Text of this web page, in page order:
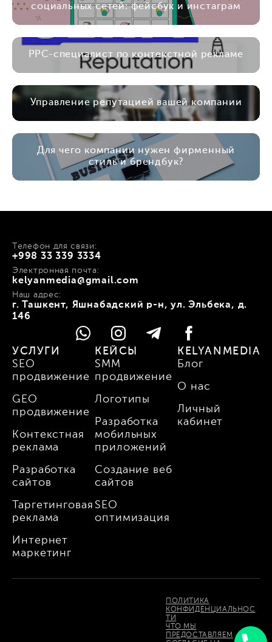
социальных сетей: фейсбук и инстаграм
PPC-специалист по контекстной рекламе
Управление репутацией вашей компании
Для чего компании нужен фирменный
стиль и брендбук?
+998 33 339 3334
Телефон для связи:
kelyanmedia@gmail.com
Электронная почта:
г. Ташкент, Яшнабадский р-н, ул. Эльбека, д.
146
Наш адрес:
УСЛУГИ
SEO
продвижение
GEO
продвижение
Контекстная
реклама
Разработка
сайтов
Таргетинговая
реклама
Интернет
маркетинг
КЕЙСЫ
SMM
продвижение
Логотипы
Разработка
мобильных
приложений
Создание веб
сайтов
SEO
оптимизация
KELYANMEDIA
Блог
О нас
Личный
кабинет
ПОЛИТИКА
КОНФИДЕНЦИАЛЬНОС
ТИ
ЧТО МЫ
ПРЕДОСТАВЛЯЕМ